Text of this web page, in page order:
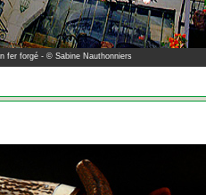
fer forgé - © Sabine Nauthonniers